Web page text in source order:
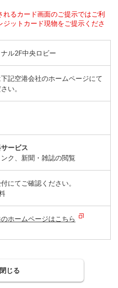
れるカード画面のご提示ではご利
ットカード現物をご提示くださ
ル2F中央ロビー
記空港会社のホームページにて
い。
ービス
ク、新聞・雑誌の閲覧
にてご確認ください。
ホームページはこちら
閉じる